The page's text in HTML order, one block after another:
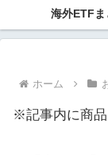
海外ETFま
ホーム
※記事内に商